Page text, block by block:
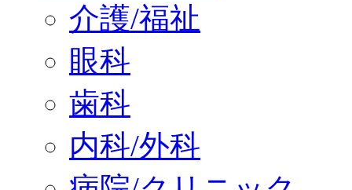
介護/福祉
眼科
歯科
内科/外科